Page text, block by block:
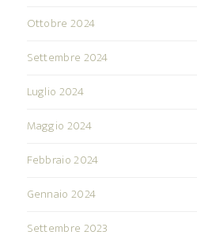
Ottobre 2024
Settembre 2024
Luglio 2024
Maggio 2024
Febbraio 2024
Gennaio 2024
Settembre 2023